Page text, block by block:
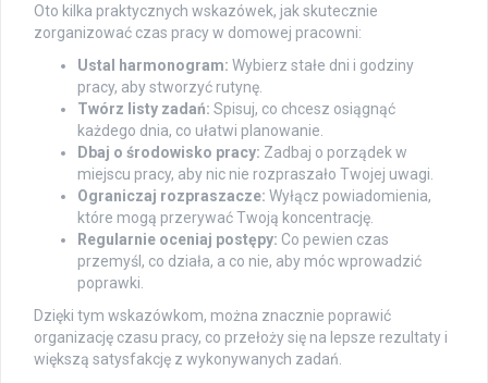
Oto kilka praktycznych wskazówek, jak skutecznie
zorganizować czas pracy w domowej pracowni:
Ustal harmonogram: Wybierz stałe dni i godziny
pracy, aby stworzyć rutynę.
Twórz listy zadań: Spisuj, co chcesz osiągnąć
każdego dnia, co ułatwi planowanie.
Dbaj o środowisko pracy: Zadbaj o porządek w
miejscu pracy, aby nic nie rozpraszało Twojej uwagi.
Ograniczaj rozpraszacze: Wyłącz powiadomienia,
które mogą przerywać Twoją koncentrację.
Regularnie oceniaj postępy: Co pewien czas
przemyśl, co działa, a co nie, aby móc wprowadzić
poprawki.
Dzięki tym wskazówkom, można znacznie poprawić
organizację czasu pracy, co przełoży się na lepsze rezultaty i
większą satysfakcję z wykonywanych zadań.